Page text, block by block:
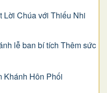
Lời Chúa với Thiếu Nhi
lễ ban bí tích Thêm sức
Khánh Hôn Phối